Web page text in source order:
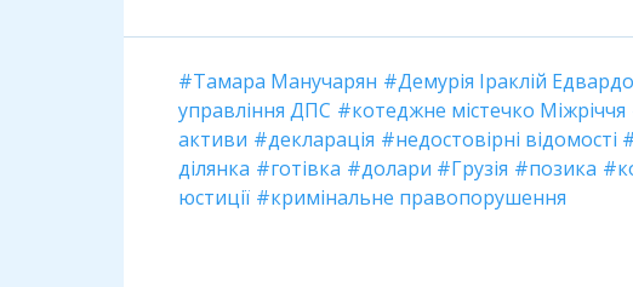
Тамара Манучарян Демурія Іраклій
управління ДПС
котеджне містечко Міжріччя
активи
декларація недостовірні відомості
ділянка
готівка долари Грузія позика
юстиції
кримінальне правопорушення